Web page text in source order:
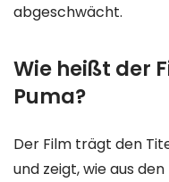
abgeschwächt.
Wie heißt der
Puma?
Der Film trägt den
und zeigt, wie aus